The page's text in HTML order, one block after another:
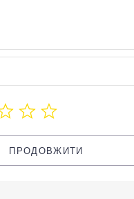
ПРОДОВЖИТИ